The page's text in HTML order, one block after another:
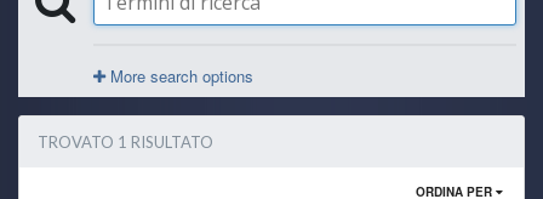
More search options
TROVATO 1 RISULTATO
ORDINA PER